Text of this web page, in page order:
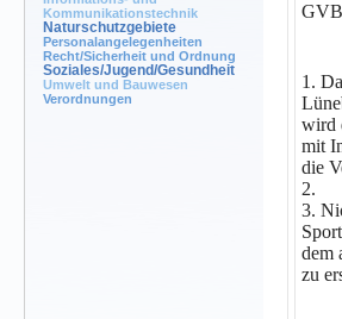
Kommunikationstechnik
Naturschutzgebiete
Personalangelegenheiten
Recht/Sicherheit und Ordnung
Soziales/Jugend/Gesundheit
Umwelt und Bauwesen
Verordnungen
1.
wird
mit
die
2.
3.
dem
zu